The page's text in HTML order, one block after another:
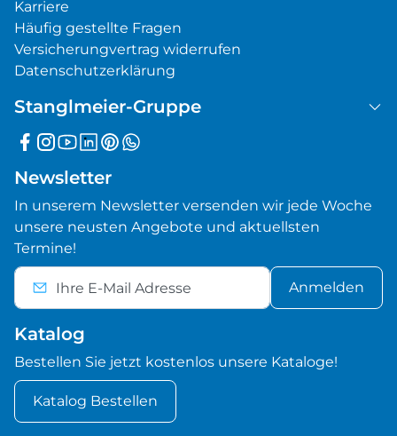
Karriere
Häufig gestellte Fragen
Versicherungvertrag widerrufen
Datenschutzerklärung
Stanglmeier-Gruppe
Newsletter
In unserem Newsletter versenden wir jede Woche
unsere neusten Angebote und aktuellsten
Termine!
Anmelden
Katalog
Bestellen Sie jetzt kostenlos unsere Kataloge!
Katalog Bestellen